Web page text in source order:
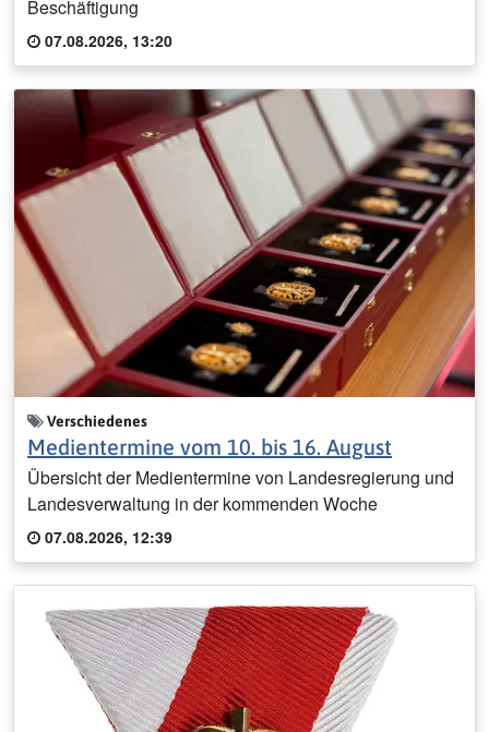
Beschäftigung
07.08.2026, 13:20
Verschiedenes
Medientermine vom 10. bis 16. August
Übersicht der Medientermine von Landesregierung und
Landesverwaltung in der kommenden Woche
07.08.2026, 12:39